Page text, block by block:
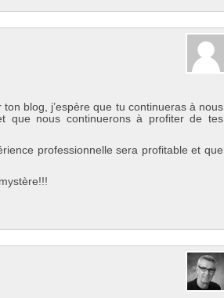
blog, j’espère que tu continueras à nous
que nous continuerons à profiter de tes
professionnelle sera profitable et que